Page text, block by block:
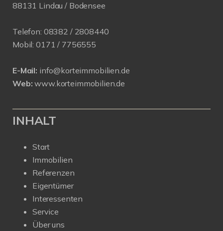
88131 Lindau / Bodensee
Telefon: 08382 / 2808440
Mobil: 0171 / 7756555
E-Mail: info@korteimmobilien.de
Web: www.korteimmobilien.de
INHALT
Start
Immobilien
Referenzen
Eigentümer
Interessenten
Service
Über uns